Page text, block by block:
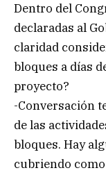
Dentro del
declaradas al
claridad
bloques a días
proyecto?
-Conversación
de las
bloques. Hay
cubriendo como